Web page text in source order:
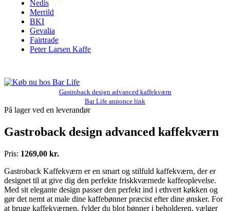
Nedis
Merrild
BKI
Gevalia
Fairtrade
Peter Larsen Kaffe
Gastroback design advanced kaffekværn
Bar Life annonce link
På lager ved en leverandør
Gastroback design advanced kaffekværn
Pris: 1269,00 kr.
Gastroback Kaffekværn er en smart og stilfuld kaffekværn, der er
designet til at give dig den perfekte friskkværnede kaffeoplevelse.
Med sit elegante design passer den perfekt ind i ethvert køkken og
gør det nemt at male dine kaffebønner præcist efter dine ønsker. For
at bruge kaffekværnen, fylder du blot bønner i beholderen, vælger